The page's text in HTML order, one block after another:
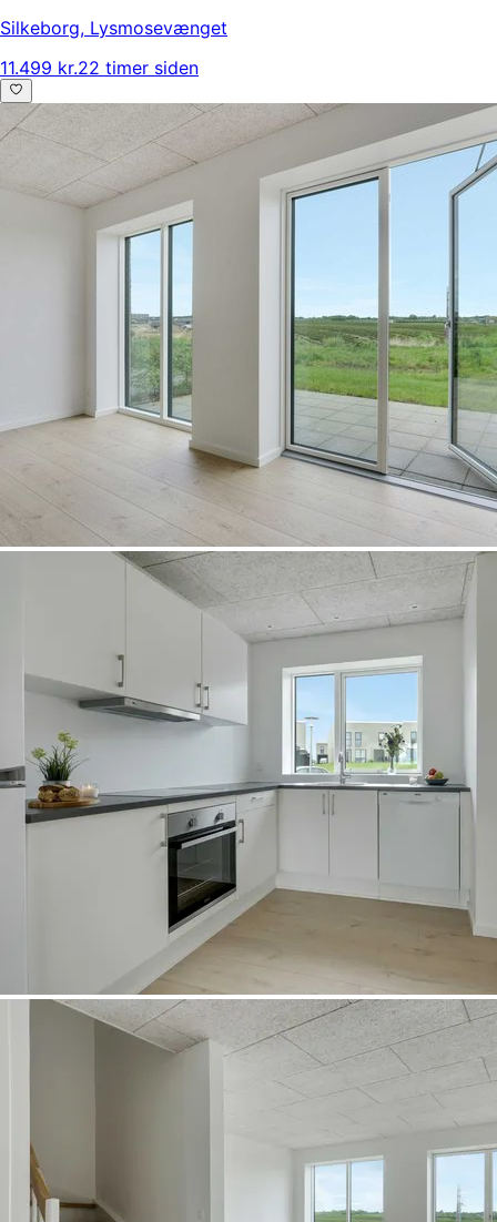
Silkeborg, Lysmosevænget
11.499 kr.22 timer siden